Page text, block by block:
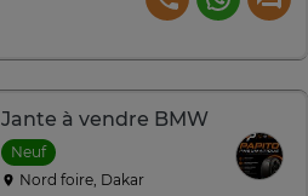
Jante à vendre BMW
Neuf
Nord foire, Dakar